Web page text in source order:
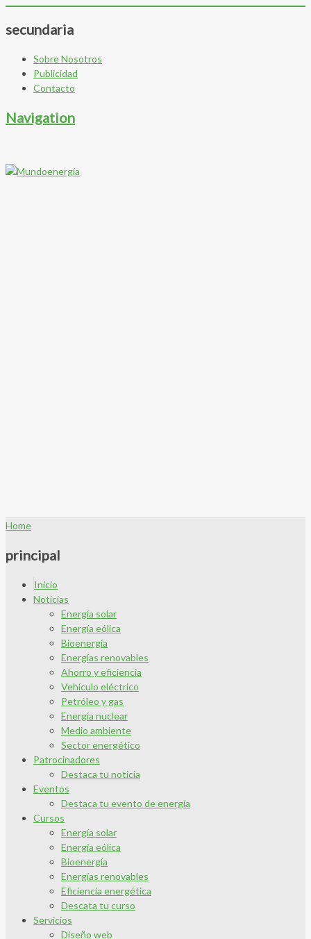
secundaria
Sobre Nosotros
Publicidad
Contacto
Navigation
Home
principal
Inicio
Noticias
Energía solar
Energía eólica
Bioenergía
Energías renovables
Ahorro y eficiencia
Vehículo eléctrico
Petróleo y gas
Energía nuclear
Medio ambiente
Sector energético
Patrocinadores
Destaca tu noticia
Eventos
Destaca tu evento de energía
Cursos
Energía solar
Energía eólica
Bioenergía
Energías renovables
Eficiencia energética
Descata tu curso
Servicios
Diseño web